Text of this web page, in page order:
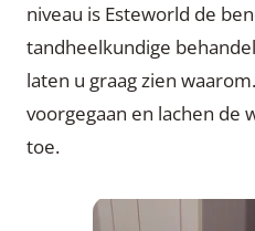
niveau is Esteworld de
tandheelkundige
laten u graag zien
voorgegaan en lachen
toe.